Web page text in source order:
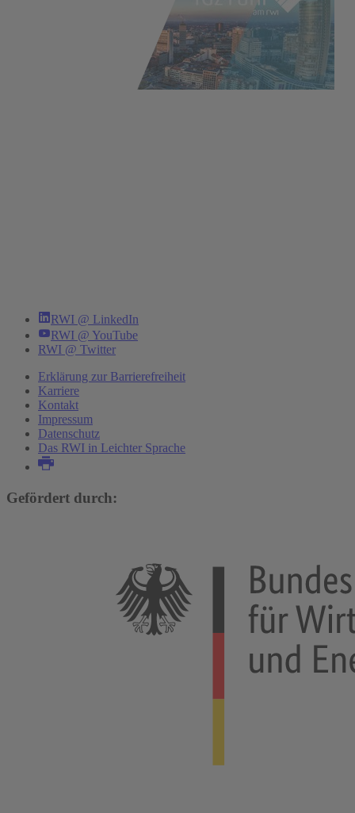
RWI @ LinkedIn
RWI @ YouTube
RWI @ Twitter
Erklärung zur Barrierefreiheit
Karriere
Kontakt
Impressum
Datenschutz
Das RWI in Leichter Sprache
Gefördert durch: